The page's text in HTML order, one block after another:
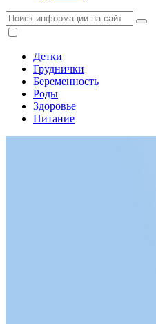
Детки
Груднички
Беременность
Роды
Здоровье
Питание